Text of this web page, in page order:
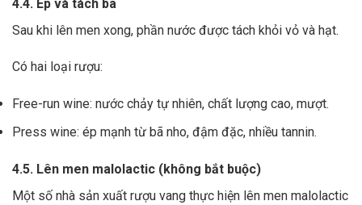
4.4. Ép và tách bã
Sau khi lên men xong, phần nước được tách khỏi vỏ và hạt.
Có hai loại rượu:
Free-run wine: nước chảy tự nhiên, chất lượng cao, mượt.
Press wine: ép mạnh từ bã nho, đậm đặc, nhiều tannin.
4.5. Lên men malolactic (không bắt buộc)
Một số nhà sản xuất rượu vang thực hiện lên men malolactic